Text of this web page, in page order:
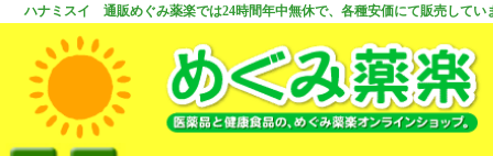
ハナミスイ 通販めぐみ薬楽では24時間年中無休で、各種安価にて販売してい